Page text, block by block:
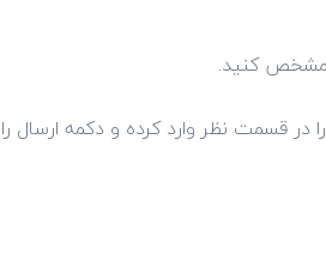
مشخص کنید.
در قسمت نظر وارد کرده و دکمه ارسال را